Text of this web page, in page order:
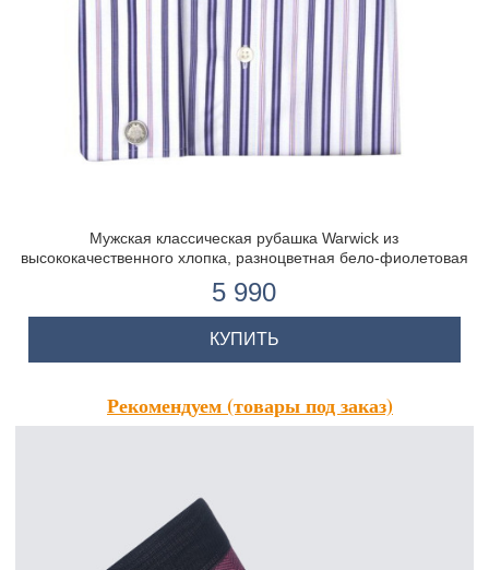
Мужская классическая рубашка Warwick из
высококачественного хлопка, разноцветная бело-фиолетовая
5 990
КУПИТЬ
Рекомендуем (товары под заказ)